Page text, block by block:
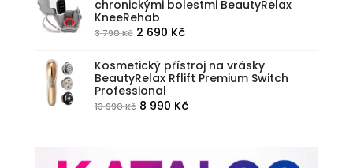
3
790 Kč.
2
890 Kč.
chronickými bolestmi BeautyRelax
KneeRehab
3 790Kč Původní
byla:
3
790 Kč.
2 690 KčAktuální
je:
2
690 Kč.
Kosmetický přístroj na vrásky
BeautyRelax Rflift Premium Switch
Professional
13 990Kč Původní
13
8 990 KčAktuální